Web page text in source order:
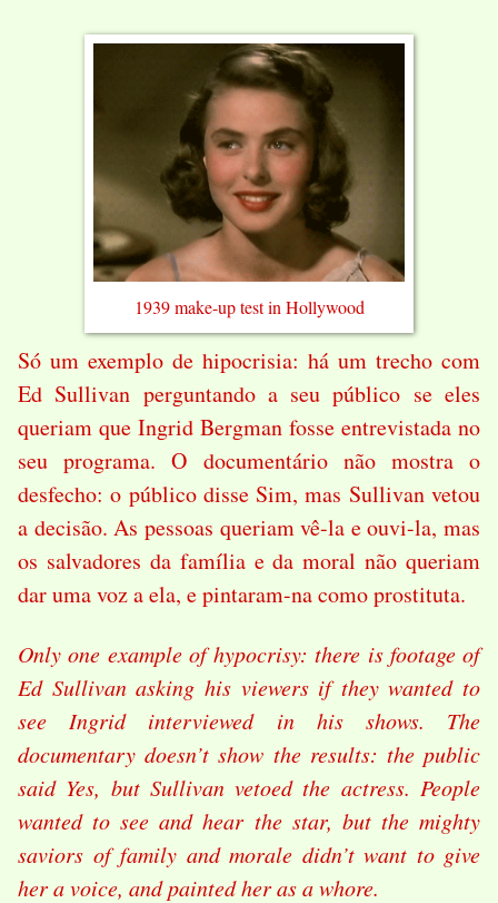
1939 make-up test in Hollywood
Só um exemplo de hipocrisia: há um trecho com
Ed Sullivan perguntando a seu público se eles
queriam que Ingrid Bergman fosse entrevistada no
seu programa. O documentário não mostra o
desfecho: o público disse Sim, mas Sullivan vetou
a decisão. As pessoas queriam vê-la e ouvi-la, mas
os salvadores da família e da moral não queriam
dar uma voz a ela, e pintaram-na como prostituta.
Only one example of hypocrisy: there is footage of
Ed Sullivan asking his viewers if they wanted to
see Ingrid interviewed in his shows. The
documentary doesn’t show the results: the public
said Yes, but Sullivan vetoed the actress. People
wanted to see and hear the star, but the mighty
saviors of family and morale didn’t want to give
her a voice, and painted her as a whore.